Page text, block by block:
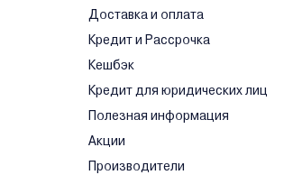
Доставка и оплата
Кредит и Рассрочка
Кешбэк
Кредит для юридических лиц
Полезная информация
Акции
Производители